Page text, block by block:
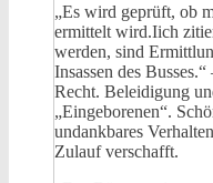
„Es wird geprüft, ob
ermittelt wird.Iich
werden, sind
Insassen des
Recht. Beleidigung
„Eingeborenen“.
undankbares
Zulauf verschafft.